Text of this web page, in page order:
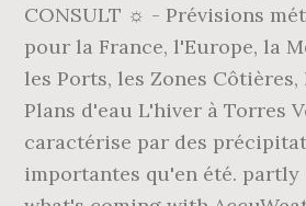
CONSULT ☼ - Prévisions
pour la France, l'Europe, la
les Ports, les Zones
Plans d'eau L'hiver à Torres
caractérise par des
importantes qu'en été. partly